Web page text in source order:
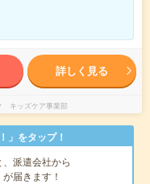
詳しく見る
キッズケア事業部
」をタップ！
、派遣会社から
が届きます！